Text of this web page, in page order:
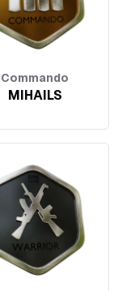
Commando
MIHAILS